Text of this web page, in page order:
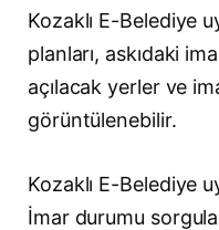
Kozaklı E-Belediye
planları, askıdaki
açılacak yerler ve
görüntülenebilir.
Kozaklı E-Belediye
İmar durumu